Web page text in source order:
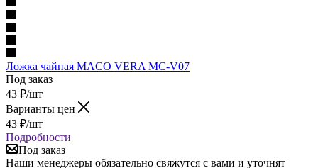
Ложка чайная MACO VERA MC-V07
Под заказ
43 ₽/шт
Варианты цен
43 ₽/шт
Подробности
Под заказ
Наши менеджеры обязательно свяжутся с вами и уточнят